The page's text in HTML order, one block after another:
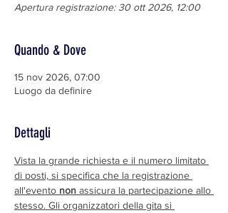
Apertura registrazione: 30 ott 2026, 12:00
Quando & Dove
15 nov 2026, 07:00
Luogo da definire
Dettagli
Vista la grande richiesta e il numero limitato
di posti, si specifica che la registrazione
all'evento non assicura la partecipazione allo
stesso. Gli organizzatori della gita si